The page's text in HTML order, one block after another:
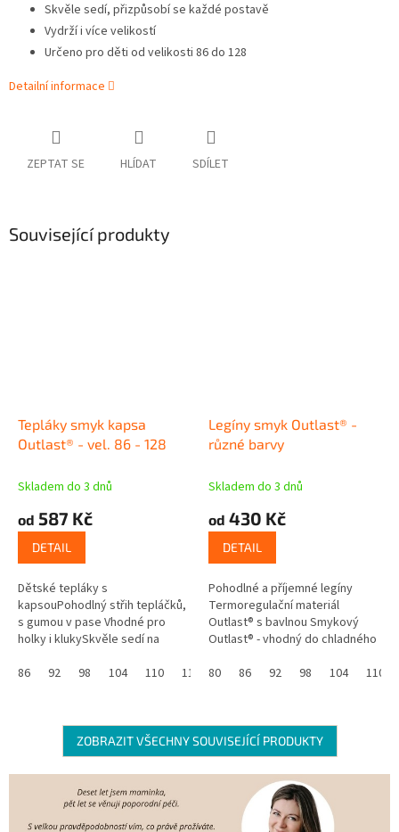
Skvěle sedí, přizpůsobí se každé postavě
Vydrží i více velikostí
Určeno pro děti od velikosti 86 do 128
Detailní informace
ZEPTAT SE HLÍDAT SDÍLET
Související produkty
Tepláky smyk kapsa
Outlast® - vel. 86 - 128
Skladem do 3 dnů
od 587 Kč
DETAIL
Dětské tepláky s
kapsouPohodlný střih tepláčků,
s gumou v pase Vhodné pro
holky i klukySkvěle sedí na
koncích nohavicDélku tepláků
86 92 98 104 110 116 122 128
Legíny smyk Outlast® -
různé barvy
Skladem do 3 dnů
od 430 Kč
DETAIL
Pohodlné a příjemné legíny
Termoregulační materiál
Outlast® s bavlnou Smykový
Outlast® - vhodný do chladného
z rubu má smyčky Vhodný i pro...
80 86 92 98 104 110
ZOBRAZIT VŠECHNY SOUVISEJÍCÍ PRODUKTY